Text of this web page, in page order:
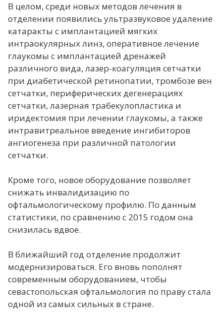
В целом, среди новых методов лечения в
отделении появились ультразвуковое удаление
катаракты с имплантацией мягких
интраокулярных линз, оперативное лечение
глаукомы с имплантацией дренажей
различного вида, лазер-коагуляция сетчатки
при диабетической ретинопатии, тромбозе вен
сетчатки, периферических дегенерациях
сетчатки, лазерная трабекулопластика и
иридектомия при лечении глаукомы, а также
интравитреальное введение ингибиторов
ангиогенеза при различной патологии
сетчатки.
Кроме того, новое оборудование позволяет
снижать инвалидизацию по
офтальмологическому профилю. По данным
статистики, по сравнению с 2015 годом она
снизилась вдвое.
В ближайший год отделение продолжит
модернизироваться. Его вновь пополнят
современным оборудованием, чтобы
севастопольская офтальмология по праву стала
одной из самых сильных в стране.